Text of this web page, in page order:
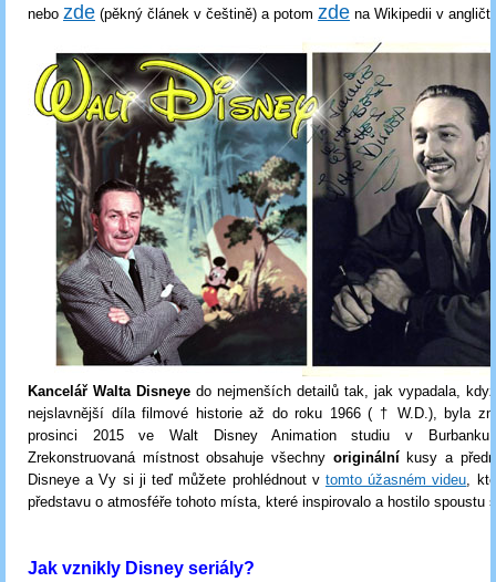
nebo zde (pěkný článek v češtině) a potom zde na Wikipedii v
Kancelář Walta Disneye do nejmenších detailů tak, jak vypadala,
nejslavnější díla filmové historie až do roku 1966 ( † W.D.), byla
prosinci 2015 ve Walt Disney Animation studiu v
Zrekonstruovaná místnost obsahuje všechny originální kusy a
Disneye a Vy si ji teď můžete prohlédnout v tomto úžasném videu,
představu o atmosféře tohoto místa, které inspirovalo a hostilo spoustu
Jak vznikly Disney seriály?